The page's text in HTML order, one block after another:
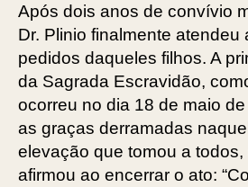
Após dois anos de convívio
Dr. Plinio finalmente atendeu
pedidos daqueles filhos. A
da Sagrada Escravidão,
ocorreu no dia 18 de maio
as graças derramadas
elevação que tomou a todos,
afirmou ao encerrar o ato: